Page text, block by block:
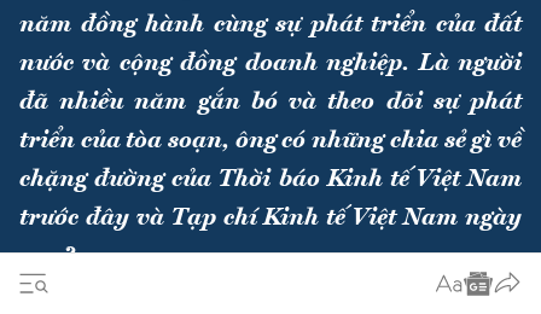
năm đồng hành cùng sự phát triển của đất
nước và cộng đồng doanh nghiệp. Là người
đã nhiều năm gắn bó và theo dõi sự phát
triển của tòa soạn, ông có những chia sẻ gì về
chặng đường của Thời báo Kinh tế Việt Nam
trước đây và Tạp chí Kinh tế Việt Nam ngày
nay?